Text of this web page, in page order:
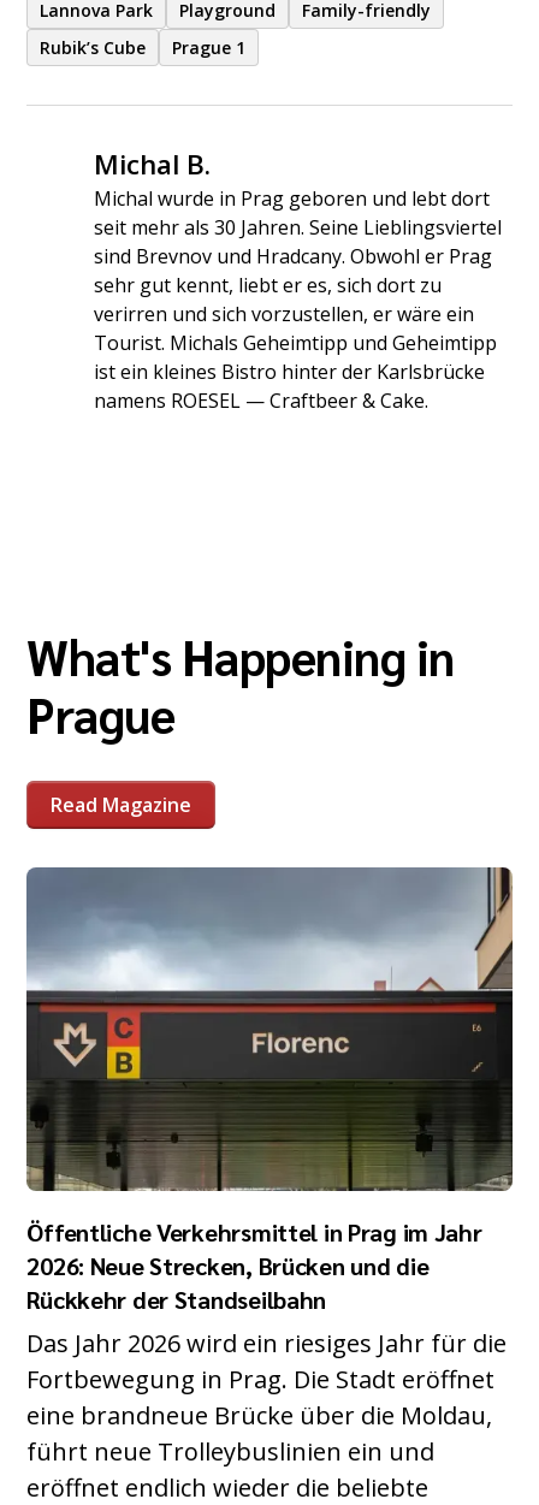
Lannova Park Playground
Family-friendly
Rubik’s Cube
Prague 1
Michal B.
Michal wurde in Prag geboren und lebt dort
seit mehr als 30 Jahren. Seine Lieblingsviertel
sind Brevnov und Hradcany. Obwohl er Prag
sehr gut kennt, liebt er es, sich dort zu
verirren und sich vorzustellen, er wäre ein
Tourist. Michals Geheimtipp und Geheimtipp
ist ein kleines Bistro hinter der Karlsbrücke
namens ROESEL — Craftbeer & Cake.
What's Happening in
Prague
Read Magazine
Öffentliche Verkehrsmittel in Prag im Jahr
2026: Neue Strecken, Brücken und die
Rückkehr der Standseilbahn
Das Jahr 2026 wird ein riesiges Jahr für die
Fortbewegung in Prag. Die Stadt eröffnet
eine brandneue Brücke über die Moldau,
führt neue Trolleybuslinien ein und
eröffnet endlich wieder die beliebte